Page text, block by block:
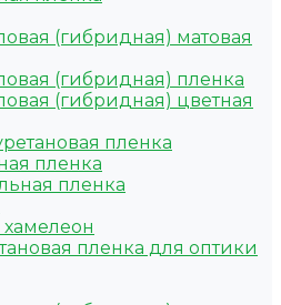
(гибридная) матовая
(гибридная) пленка
(гибридная) цветная
пленка
пленка
пленка
пленка для оптики